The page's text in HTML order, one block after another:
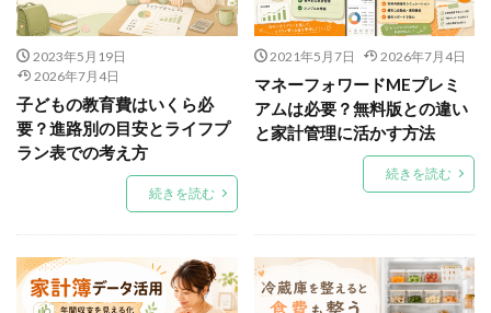
2023年5月19日
2026年7月4日
子どもの教育費はいくら必
要？進路別の目安とライフプ
ラン表での考え方
続きを読む
2021年5月7日 2026年7月4日
マネーフォワードMEプレミ
アムは必要？無料版との違い
と家計管理に活かす方法
続きを読む